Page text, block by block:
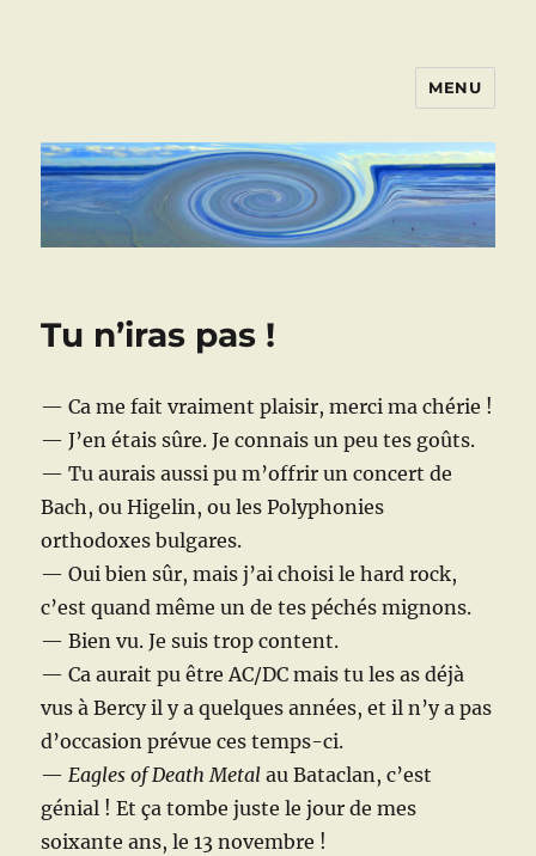
MENU
Tu n’iras pas !
— Ca me fait vraiment plaisir, merci ma chérie !
— J’en étais sûre. Je connais un peu tes goûts.
— Tu aurais aussi pu m’offrir un concert de
Bach, ou Higelin, ou les Polyphonies
orthodoxes bulgares.
— Oui bien sûr, mais j’ai choisi le hard rock,
c’est quand même un de tes péchés mignons.
— Bien vu. Je suis trop content.
— Ca aurait pu être AC/DC mais tu les as déjà
vus à Bercy il y a quelques années, et il n’y a pas
d’occasion prévue ces temps-ci.
—Eagles of Death Metal au Bataclan, c’est
génial ! Et ça tombe juste le jour de mes
soixante ans, le 13 novembre !